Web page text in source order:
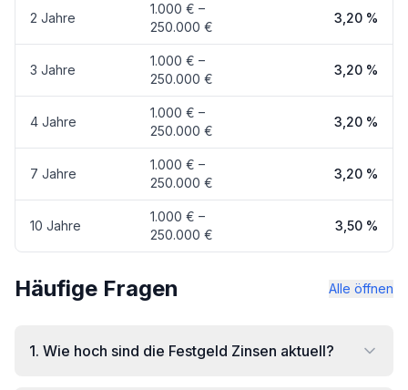
2 Jahre
1.000 € –
250.000 €
3,20 %
3 Jahre
1.000 € –
250.000 €
3,20 %
4 Jahre
1.000 € –
250.000 €
3,20 %
7 Jahre
1.000 € –
250.000 €
3,20 %
10 Jahre
1.000 € –
250.000 €
3,50 %
Häufige Fragen Alle öffnen
1. Wie hoch sind die Festgeld Zinsen aktuell?